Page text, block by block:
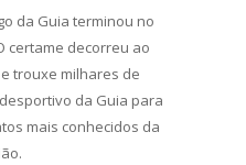
da Guia terminou no
certame decorreu ao
trouxe milhares de
da Guia para
mais conhecidos da